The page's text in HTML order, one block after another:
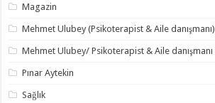
Magazin
Mehmet Ulubey (Psikoterapist & Aile danışmanı)
Mehmet Ulubey/ Psikoterapist & Aile danışmanı
Pınar Aytekin
Sağlık